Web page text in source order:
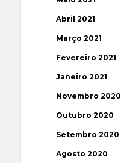
Abril 2021
Março 2021
Fevereiro 2021
Janeiro 2021
Novembro 2020
Outubro 2020
Setembro 2020
Agosto 2020